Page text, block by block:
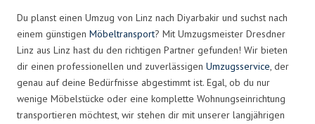
Du planst einen Umzug von Linz nach Diyarbakir und suchst nach
einem günstigen Möbeltransport? Mit Umzugsmeister Dresdner
Linz aus Linz hast du den richtigen Partner gefunden! Wir bieten
dir einen professionellen und zuverlässigen Umzugsservice, der
genau auf deine Bedürfnisse abgestimmt ist. Egal, ob du nur
wenige Möbelstücke oder eine komplette Wohnungseinrichtung
transportieren möchtest, wir stehen dir mit unserer langjährigen